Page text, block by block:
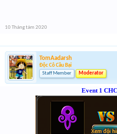
10 Tháng tám 2020
TomAadarsh
Độc Cô Cầu Bại
Staff Member
Moderator
Event 1